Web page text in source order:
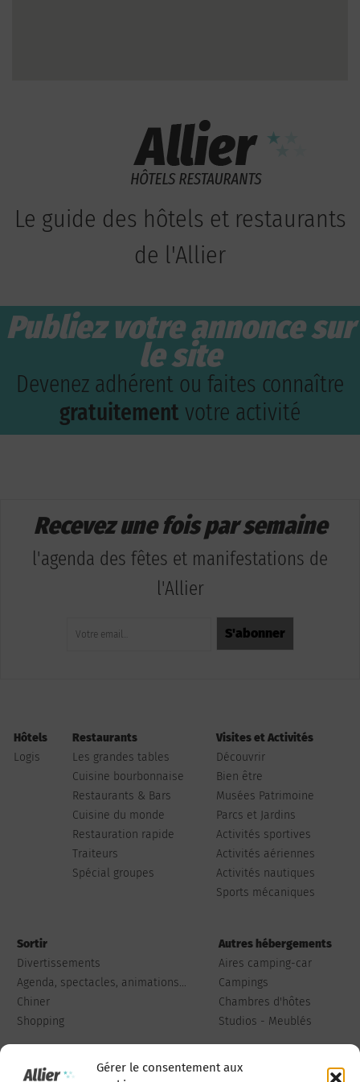
Gérer le consentement aux
Le guide des hôtels et restaurants
de l'Allier
Publiez votre annonce sur
le site
Devenez adhérent ou faites connaître
gratuitement votre activité
Recevez une fois par semaine
l'agenda des fêtes et manifestations de
l'Allier
Hôtels
Logis
Restaurants
Les grandes tables
Cuisine bourbonnaise
Restaurants & Bars
Cuisine du monde
Restauration rapide
Traiteurs
Spécial groupes
Visites et Activités
Découvrir
Bien être
Musées Patrimoine
Parcs et Jardins
Activités sportives
Activités aériennes
Activités nautiques
Sports mécaniques
Sortir
Divertissements
Agenda, spectacles, animations...
Chiner
Shopping
Autres hébergements
Aires camping-car
Campings
Chambres d'hôtes
Studios - Meublés